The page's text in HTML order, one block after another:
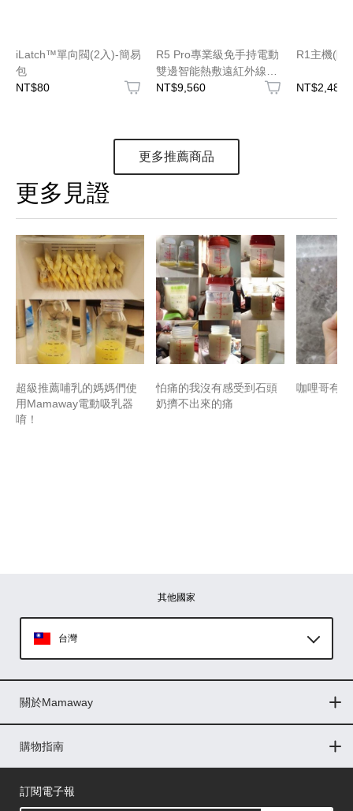
iLatch™單向閥(2入)-簡易
包
NT$80
R5 Pro專業級免手持電動
雙邊智能熱敷遠紅外線吸
乳器
NT$9,560
R1主機(附
NT$2,480
更多推薦商品
更多見證
超級推薦哺乳的媽媽們使
用Mamaway電動吸乳器
唷！
怕痛的我沒有感受到石頭
奶擠不出來的痛
咖哩哥有
其他國家
台灣
印尼
菲律賓
馬來西亞
關於Mamaway
門市據點
最新消息
品牌故事
人力招募
媒體花絮
隱私權聲明
CSR企業社會責任
購物指南
購物常見問題
退換貨問題
儲值金使用條款
購買儲值金
發票問題
會員權益
線上留言
吸乳器-免費體驗
訂閱電子報